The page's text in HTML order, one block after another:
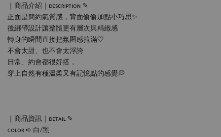
｜商品介紹｜ᴅᴇsᴄʀɪᴘᴛɪᴏɴ ✎
正面是簡約氣質感，背面偷偷加點小巧思✨
後綁帶設計讓整體更有層次與精緻感
轉身的瞬間直接把氛圍感拉滿🤍
不會太甜、也不會太浮誇
日常、約會都很好搭，
穿上自然有種溫柔又有記憶點的感覺💭
｜商品資訊｜ᴅᴇᴛᴀɪʟ ✎
ᴄᴏʟᴏʀ ➪ 白/黑